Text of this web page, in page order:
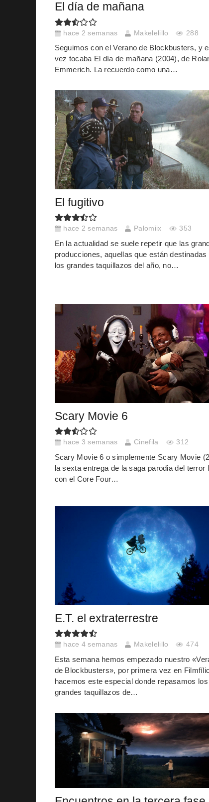
El día de mañana
hace 2 semanas Makelelillo 288
Seguimos con el Verano de Blockbusters, y
vez tocaba El día de mañana (2004), de
Emmerich. La recuerdo como una…
El fugitivo
hace 2 semanas Palomiix 353
En la actualidad se suele repetir que las
producciones, aquellas que están destinadas
los grandes taquillazos del año, no…
Scary Movie 6
hace 3 semanas Cinefila 312
Scary Movie 6 o simplemente Scary Movie
la sexta entrega de la saga parodia del terror
con el Core Four…
E.T. el extraterrestre
hace 4 semanas Makelelillo 474
Esta semana hemos empezado nuestro
de Blockbusters», por primera vez en
hacemos este especial donde repasamos los
grandes taquillazos de…